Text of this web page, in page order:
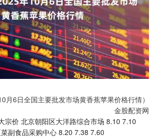
月6日全国主要批发市场黄香蕉苹果价格行情）
金股配资网
宗价 北京朝阳区大洋路综合市场 8.10 7.10
副食品采购中心 8.20 7.38 7.60